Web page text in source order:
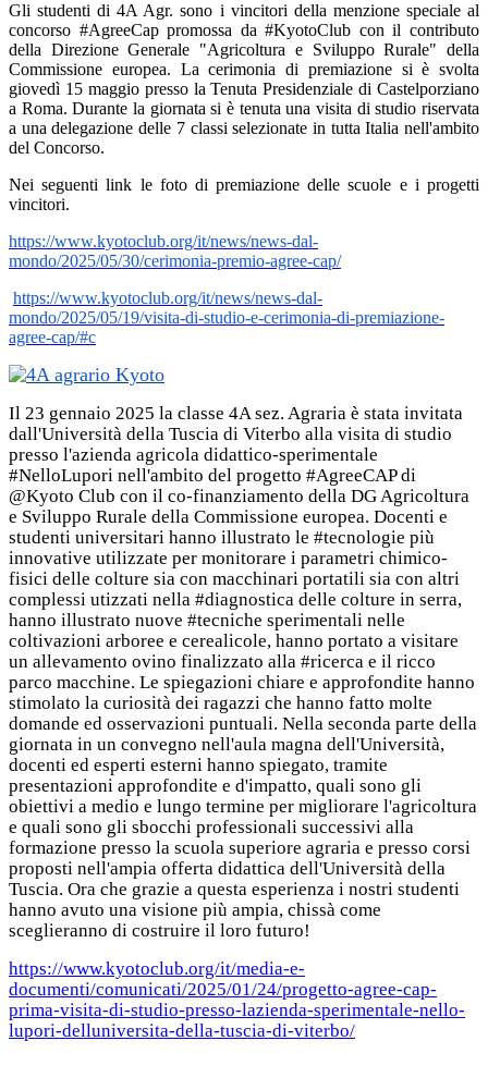
Gli studenti di 4A Agr. sono i vincitori della menzione speciale al
concorso #AgreeCap promossa da #KyotoClub con il contributo
della Direzione Generale "Agricoltura e Sviluppo Rurale" della
Commissione europea. La cerimonia di premiazione si è svolta
giovedì 15 maggio presso la Tenuta Presidenziale di Castelporziano
a Roma. Durante la giornata si è tenuta una visita di studio riservata
a una delegazione delle 7 classi selezionate in tutta Italia nell'ambito
del Concorso.
Nei seguenti link le foto di premiazione delle scuole e i progetti
vincitori.
https://www.kyotoclub.org/it/news/news-dal-
mondo/2025/05/30/cerimonia-premio-agree-cap/
https://www.kyotoclub.org/it/news/news-dal-
mondo/2025/05/19/visita-di-studio-e-cerimonia-di-premiazione-
agree-cap/#c
Il 23 gennaio 2025 la classe 4A sez. Agraria è stata invitata
dall'Università della Tuscia di Viterbo alla visita di studio
presso l'azienda agricola didattico-sperimentale
#NelloLupori nell'ambito del progetto #AgreeCAP di
@Kyoto Club con il co-finanziamento della DG Agricoltura
e Sviluppo Rurale della Commissione europea. Docenti e
studenti universitari hanno illustrato le #tecnologie più
innovative utilizzate per monitorare i parametri chimico-
fisici delle colture sia con macchinari portatili sia con altri
complessi utizzati nella #diagnostica delle colture in serra,
hanno illustrato nuove #tecniche sperimentali nelle
coltivazioni arboree e cerealicole, hanno portato a visitare
un allevamento ovino finalizzato alla #ricerca e il ricco
parco macchine. Le spiegazioni chiare e approfondite hanno
stimolato la curiosità dei ragazzi che hanno fatto molte
domande ed osservazioni puntuali. Nella seconda parte della
giornata in un convegno nell'aula magna dell'Università,
docenti ed esperti esterni hanno spiegato, tramite
presentazioni approfondite e d'impatto, quali sono gli
obiettivi a medio e lungo termine per migliorare l'agricoltura
e quali sono gli sbocchi professionali successivi alla
formazione presso la scuola superiore agraria e presso corsi
proposti nell'ampia offerta didattica dell'Università della
Tuscia. Ora che grazie a questa esperienza i nostri studenti
hanno avuto una visione più ampia, chissà come
sceglieranno di costruire il loro futuro!
https://www.kyotoclub.org/it/media-e-
documenti/comunicati/2025/01/24/progetto-agree-cap-
prima-visita-di-studio-presso-lazienda-sperimentale-nello-
lupori-delluniversita-della-tuscia-di-viterbo/